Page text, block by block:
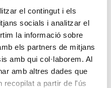
el contingut i els
socials i analitzar el
la informació sobre
els partners de mitjans
amb qui col·laborem. Al
amb altres dades que
recopilat a partir de l'ús
trobareu
programes d'addicions:
de Comportament